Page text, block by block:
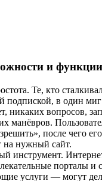
и функции
Те, кто
подпиской, в один миг
никаких вопросов,
манёвров.
после чего
на нужный сайт.
инструмент.
порталы и
услуги — могут